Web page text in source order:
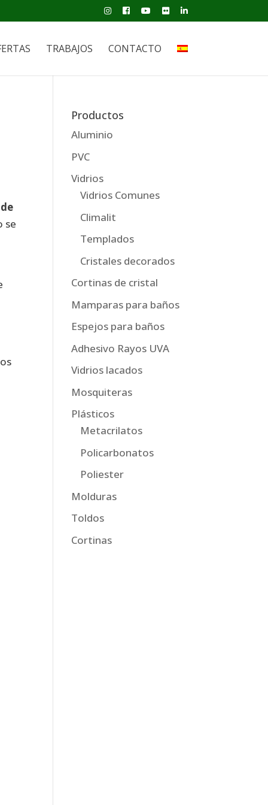
TRABAJOS CONTACTO
se
Productos
Aluminio
PVC
Vidrios
Vidrios Comunes
Climalit
Templados
Cristales decorados
Cortinas de cristal
Mamparas para baños
Espejos para baños
Adhesivo Rayos UVA
Vidrios lacados
Mosquiteras
Plásticos
Metacrilatos
Policarbonatos
Poliester
Molduras
Toldos
Cortinas